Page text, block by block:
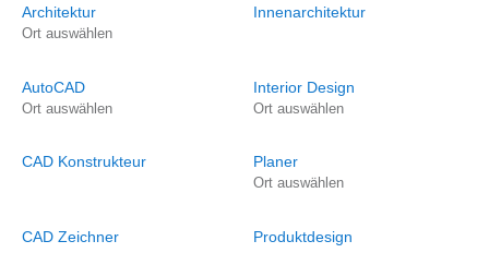
Architektur
Ort auswählen
AutoCAD
Ort auswählen
CAD Konstrukteur
CAD Zeichner
Innenarchitektur
Interior Design
Ort auswählen
Planer
Ort auswählen
Produktdesign